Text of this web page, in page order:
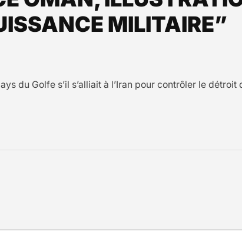
MILITAIRE”
du Golfe s’il s’alliait à l’Iran pour contrôler le